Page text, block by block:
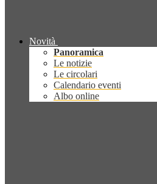
Novità
Panoramica
Le notizie
Le circolari
Calendario eventi
Albo online